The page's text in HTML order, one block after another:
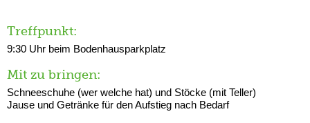
Treffpunkt:
9:30 Uhr beim Bodenhausparkplatz
Mit zu bringen:
Schneeschuhe (wer welche hat) und Stöcke (mit Teller)
Jause und Getränke für den Aufstieg nach Bedarf